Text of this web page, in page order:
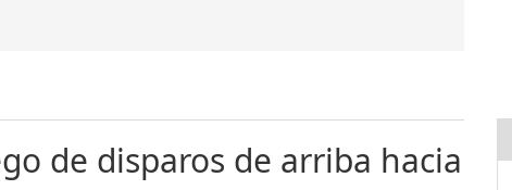
de disparos de arriba hacia